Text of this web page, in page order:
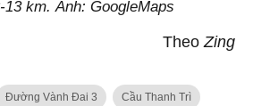
13 km. Ảnh: GoogleMaps
Theo Zing
Đường Vành Đai 3 Cầu Thanh Trì